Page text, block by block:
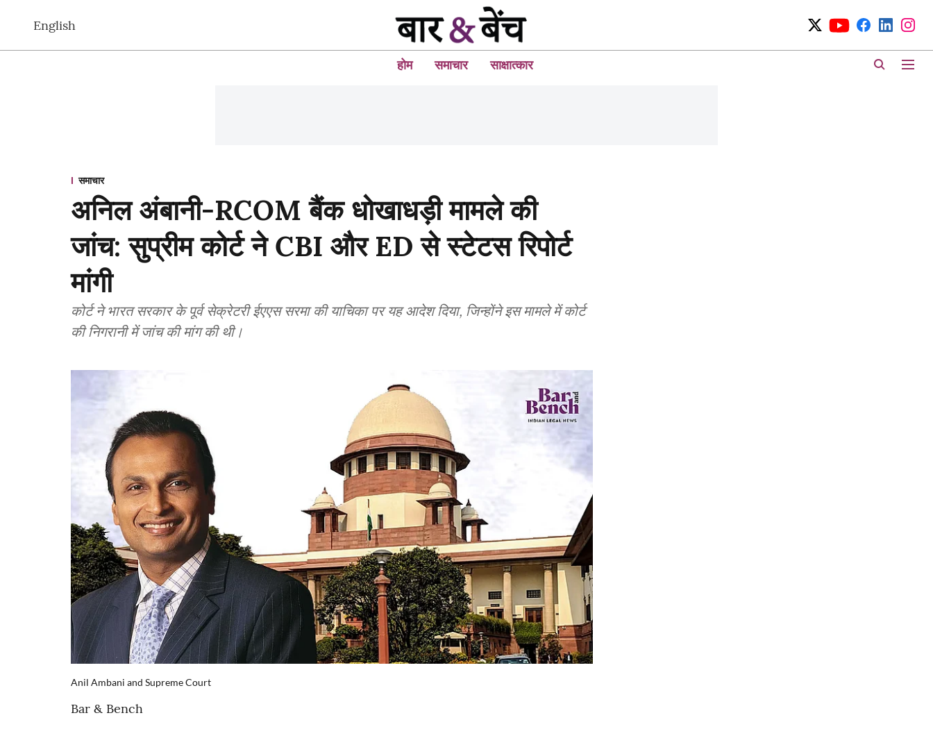
English
होम समाचार साक्षात्कार
समाचार
अनिल अंबानी-RCOM बैंक धोखाधड़ी मामले की
जांच: सुप्रीम कोर्ट ने CBI और ED से स्टेटस रिपोर्ट
मांगी
कोर्ट ने भारत सरकार के पूर्व सेक्रेटरी ईएएस सरमा की याचिका पर यह आदेश दिया, जिन्होंने इस मामले में कोर्ट
की निगरानी में जांच की मांग की थी।
Anil Ambani and Supreme Court
Bar & Bench